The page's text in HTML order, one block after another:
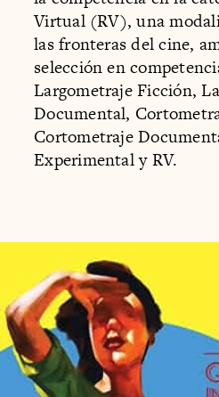
Virtual (RV), una
las fronteras del cine,
selección en
Largometraje Ficción,
Documental,
Cortometraje
Experimental y RV.